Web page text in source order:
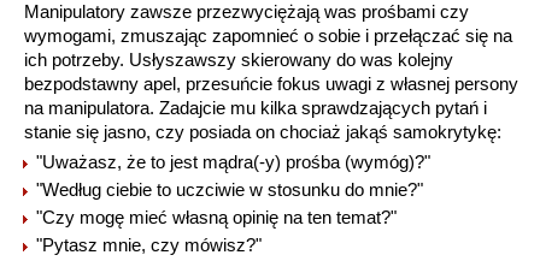
Manipulatory zawsze przezwyciężają was prośbami czy
wymogami, zmuszając zapomnieć o sobie i przełączać się na
ich potrzeby. Usłyszawszy skierowany do was kolejny
bezpodstawny apel, przesuńcie fokus uwagi z własnej persony
na manipulatora. Zadajcie mu kilka sprawdzających pytań i
stanie się jasno, czy posiada on chociaż jakąś samokrytykę:
"Uważasz, że to jest mądra(-y) prośba (wymóg)?"
"Według ciebie to uczciwie w stosunku do mnie?"
"Czy mogę mieć własną opinię na ten temat?"
"Pytasz mnie, czy mówisz?"